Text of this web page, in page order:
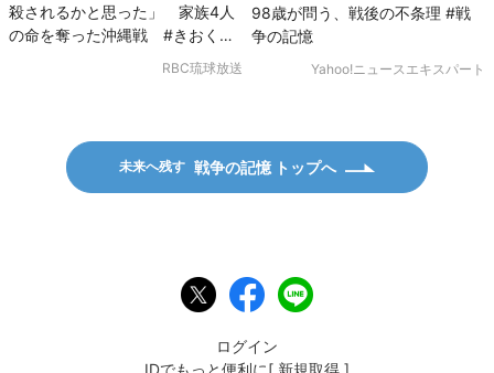
殺されるかと思った」 家族4人
の命を奪った沖縄戦 #きおくを
RBC琉球放送
98歳が問う、戦後の不条理 #戦
争の記憶
Yahoo!ニュースエキスパート
未来へ残す 戦争の記憶 トップへ
ポ
ス
F
a
b
o
L
I
送
ログイン
IDでもっと便利に[ 新規取得 ]